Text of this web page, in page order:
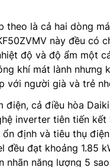
theo là cả hai dòng
này đều
độ và độ ẩm một
khí mát lành nhưng
với người già và trẻ
điện, cả điều hòa
inverter tiên tiến
định và tiêu thụ
đều đạt khoảng 1.85
nhãn năng lượng 5